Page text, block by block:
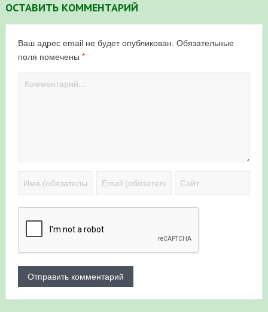
ОСТАВИТЬ КОММЕНТАРИЙ
Ваш адрес email не будет опубликован. Обязательные
поля помечены *